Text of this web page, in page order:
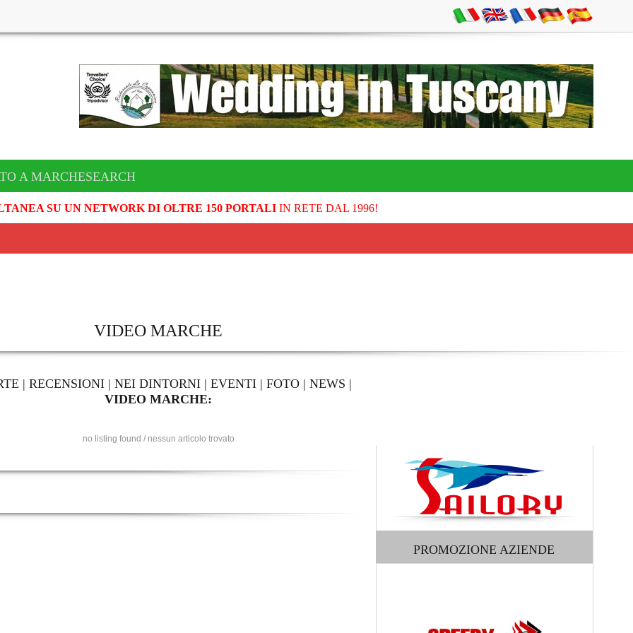
A MARCHESEARCH
SU UN NETWORK DI OLTRE 150 PORTALIIN RETE DAL 1996!
VIDEO MARCHE
| RECENSIONI | NEI DINTORNI | EVENTI | FOTO | NEWS |
VIDEO MARCHE:
no listing found / nessun articolo trovato
PROMOZIONE AZIENDE